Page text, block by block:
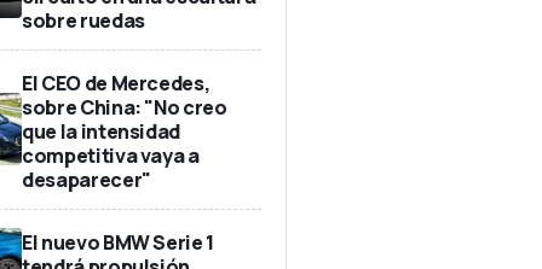
sobre ruedas
El CEO de Mercedes,
sobre China: "No creo
que la intensidad
competitiva vaya a
desaparecer"
El nuevo BMW Serie 1